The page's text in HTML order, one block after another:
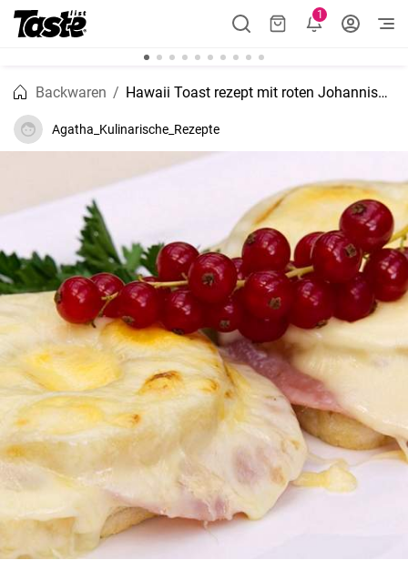
1
Backwaren Hawaii Toast rezept mit roten Johannisbeeren
Agatha_Kulinarische_Rezepte